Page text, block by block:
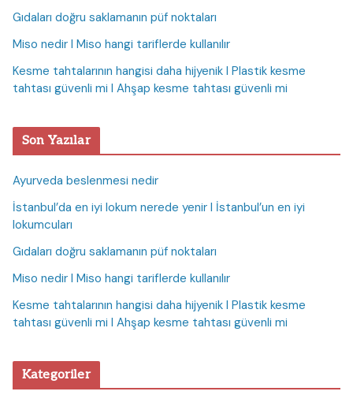
Gıdaları doğru saklamanın püf noktaları
Miso nedir I Miso hangi tariflerde kullanılır
Kesme tahtalarının hangisi daha hijyenik I Plastik kesme
tahtası güvenli mi I Ahşap kesme tahtası güvenli mi
Son Yazılar
Ayurveda beslenmesi nedir
İstanbul’da en iyi lokum nerede yenir I İstanbul’un en iyi
lokumcuları
Gıdaları doğru saklamanın püf noktaları
Miso nedir I Miso hangi tariflerde kullanılır
Kesme tahtalarının hangisi daha hijyenik I Plastik kesme
tahtası güvenli mi I Ahşap kesme tahtası güvenli mi
Kategoriler